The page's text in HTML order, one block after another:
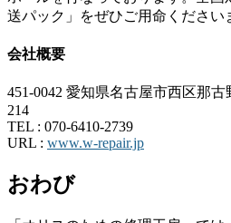
送パック」をぜひご用命ください
会社概要
451-0042 愛知県名古屋市西区那
214
TEL : 070-6410-2739
URL : www.w-repair.jp
おわび